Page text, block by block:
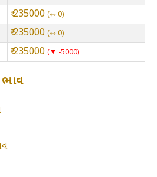
₹ 235000 ⇿ 0
₹ 235000 ⇿ 0
₹ 235000 ▼ -5000
ભાવ